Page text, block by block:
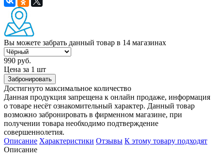
Вы можете забрать данный товар в 14 магазинах
990 руб.
Цена за 1 шт
Забронировать
Достигнуто максимальное количество
Данная продукция запрещена к онлайн продаже, информация
о товаре несёт ознакомительный характер. Данный товар
возможно забронировать в фирменном магазине, при
получении товара необходимо подтверждение
совершеннолетия.
Описание Характеристики Отзывы К этому товару подходят
Описание